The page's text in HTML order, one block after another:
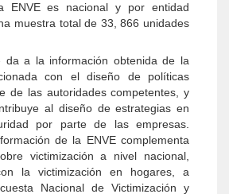
ENVE es nacional y por entidad
muestra total de 33, 866 unidades
da a la información obtenida de la
con el diseño de políticas
de las autoridades competentes, y
al diseño de estrategias en
por parte de las empresas.
de la ENVE complementa
victimización a nivel nacional,
la victimización en hogares, a
Nacional de Victimización y